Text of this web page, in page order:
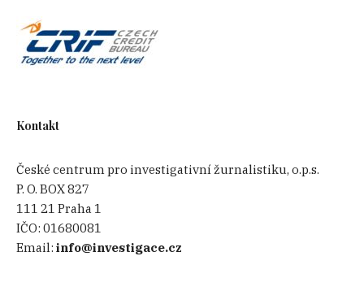
Kontakt
České centrum pro investigativní žurnalistiku, o.p.s.
P. O. BOX 827
111 21 Praha 1
IČO:01680081
Email:info@investigace.cz